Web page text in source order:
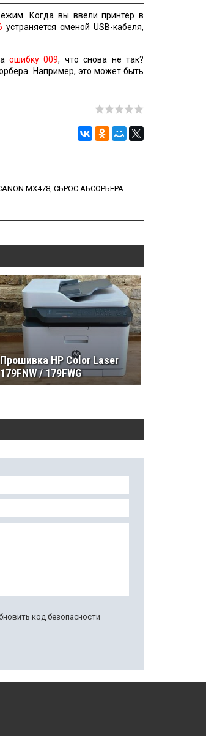
Когда вы ввели принтер в
устраняется сменой USB-кабеля,
ошибку 009, что снова не так?
Например, это может быть
MX478, СБРОС АБСОРБЕРА
Прошивка HP Color Laser
179FNW / 179FWG